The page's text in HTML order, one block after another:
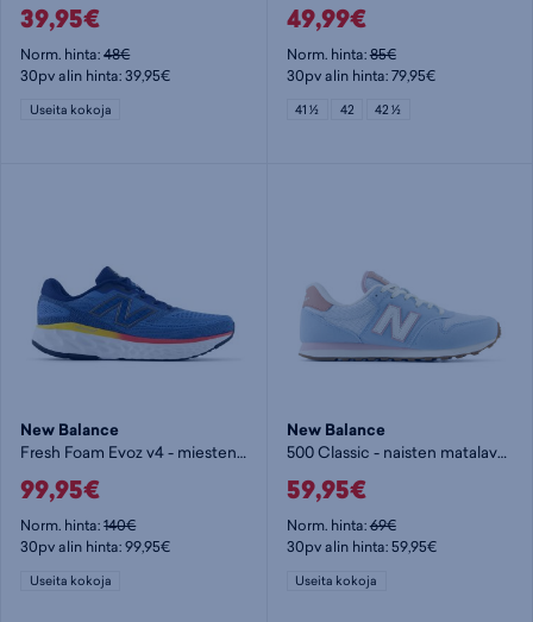
39,95€
Norm. hinta:48€
30pv alin hinta: 39,95€
Useita kokoja
49,99€
Norm. hinta:85€
30pv alin hinta: 79,95€
41 ½ 42 42 ½
New Balance
Fresh Foam Evoz v4 - miesten juoksukengät
99,95€
Norm. hinta:140€
30pv alin hinta: 99,95€
Useita kokoja
New Balance
500 Classic - naisten matalavartiset tennarit
59,95€
Norm. hinta:69€
30pv alin hinta: 59,95€
Useita kokoja